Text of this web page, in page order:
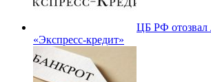
ЦБ РФ отозвал
«Экспресс-кредит»